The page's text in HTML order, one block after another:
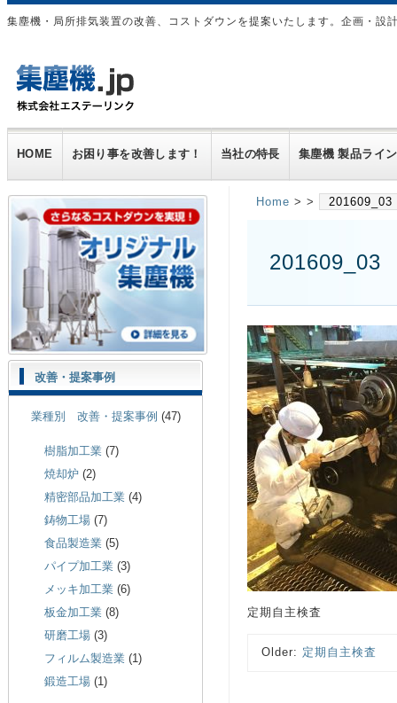
集塵機・局所排気装置の改善、コストダウンを提案いたします。企画・設
HOME お困り事を改善します！ 当社の特長 集塵機 製品ライ
Home > > 201609_03
201609_03
定期自主検査
Older: 定期自主検査
改善・提案事例
業種別 改善・提案事例 (47)
樹脂加工業 (7)
焼却炉 (2)
精密部品加工業 (4)
鋳物工場 (7)
食品製造業 (5)
パイプ加工業 (3)
メッキ加工業 (6)
板金加工業 (8)
研磨工場 (3)
フィルム製造業 (1)
鍛造工場 (1)